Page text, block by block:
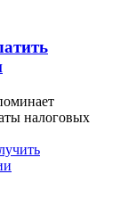
налоговых